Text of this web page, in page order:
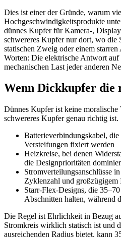
Dies ist einer der Gründe, warum
Hochgeschwindigkeitsprodukte
dünnes Kupfer für Kamera-,
schwereres Kupfer nur dort, wo die
statischen Zweig oder einem
Worten: Die elektrische Antwort auf
mechanischen Last jeder anderen
Wenn Dickkupfer
Dünnes Kupfer ist keine moralische
schwereres Kupfer genau richtig ist.
Batterieverbindungskabel,
Versteifungen fixiert werden
Heizkreise, bei denen
die Designprioritäten
Stromverteilungsanschlüsse
Zyklenzahl und großzügigem
Starr-Flex-Designs, die
Abschnitten halten, während
Die Regel ist Ehrlichkeit in Bezug
Stromkreis wirklich statisch ist und
ausreichenden Radius bietet, kann